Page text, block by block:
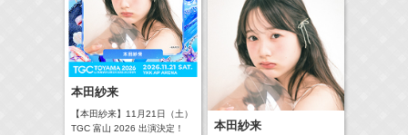
本田紗来
【本田紗来】11月21日（土）
TGC 富山 2026 出演決定！
本田紗来